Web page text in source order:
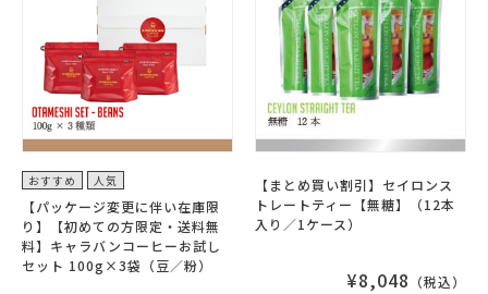
おすすめ 人気
【パッケージ変更に伴い在庫限
り】【初めての方限定・送料無
料】キャラバンコーヒーお試し
セット 100g×3袋（豆／粉）
【まとめ買い割引】セイロンス
トレートティー【無糖】（12本
入り／1ケース）
¥8,048 （税込）